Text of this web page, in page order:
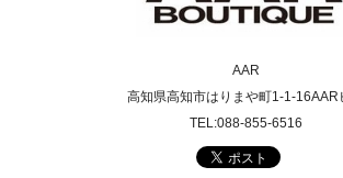
AAR
高知県高知市はりまや町1-1-16AAR
TEL:088-855-6516